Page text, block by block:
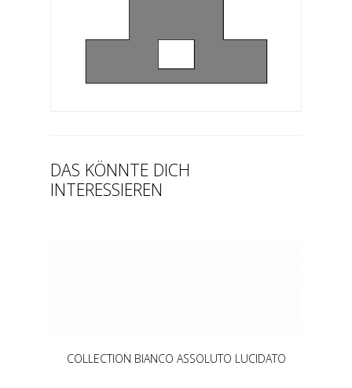
DAS KÖNNTE DICH
INTERESSIEREN
COLLECTION BIANCO ASSOLUTO LUCIDATO